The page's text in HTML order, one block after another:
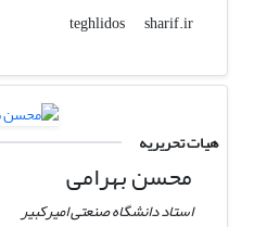
teghlidos
sharif.ir
هیات تحریریه
محسن بهرامی
استاد دانشگاه صنعتی امیرکبیر